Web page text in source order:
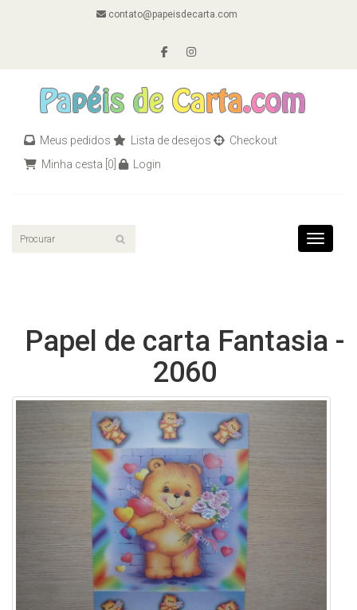
contato@papeisdecarta.com
Meus pedidos Lista de desejos
Checkout
Minha cesta [0] Login
Toggle
Papel de carta Fantasia -
2060